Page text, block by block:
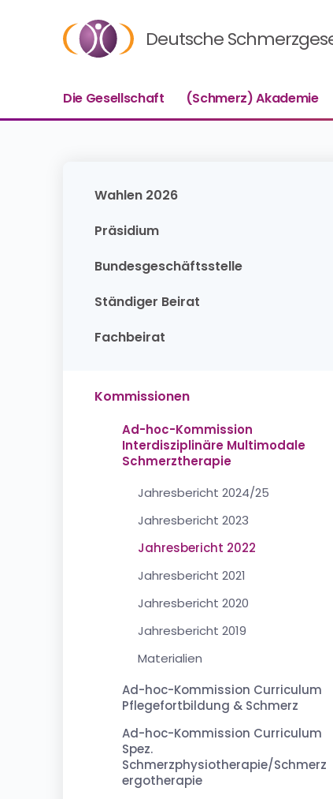
Deutsche
Die Gesellschaft (Schmerz) Akademie
Wahlen 2026
Präsidium
Bundesgeschäftsstelle
Ständiger Beirat
Fachbeirat
Kommissionen
Ad-hoc-Kommission
Interdisziplinäre Multimodale
Schmerztherapie
Jahresbericht 2024/25
Jahresbericht 2023
Jahresbericht 2022
Jahresbericht 2021
Jahresbericht 2020
Jahresbericht 2019
Materialien
Ad-hoc-Kommission Curriculum
Pflegefortbildung & Schmerz
Ad-hoc-Kommission Curriculum
Spez.
Schmerzphysiotherapie/Schmerz
ergotherapie